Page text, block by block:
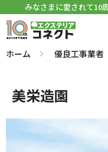
みなさまに愛されて10
ホーム 優良工事業者
美栄造園